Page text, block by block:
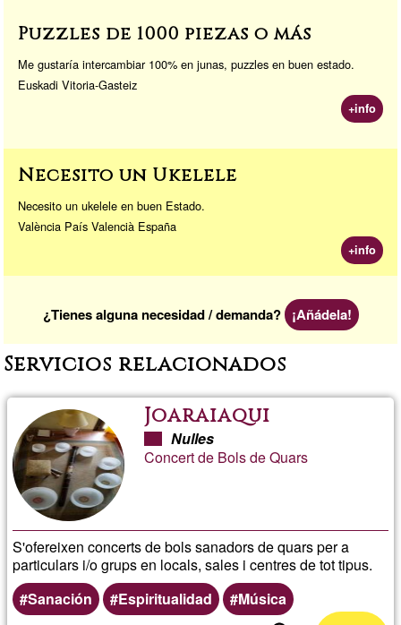
Puzzles de 1000 piezas o más
Me gustaría intercambiar 100% en junas, puzzles en buen estado.
Euskadi Vitoria-Gasteiz
+info
Necesito un Ukelele
Necesito un ukelele en buen Estado.
València País Valencià España
+info
¿Tienes alguna necesidad / demanda? ¡Añádela!
Servicios relacionados
Joaraiaqui
Nulles
Concert de Bols de Quars
S'ofereixen concerts de bols sanadors de quars per a
particulars i/o grups en locals, sales i centres de tot tipus.
Sanación
Espiritualidad Música